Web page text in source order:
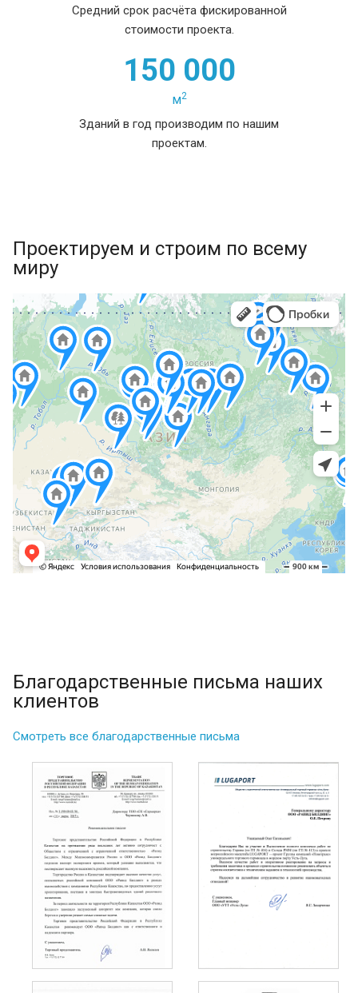
Средний срок расчёта фискированной
стоимости проекта.
150 000
м2
Зданий в год производим по нашим
проектам.
Проектируем и строим по всему
миру
Благодарственные письма наших
клиентов
Смотреть все благодарственные письма